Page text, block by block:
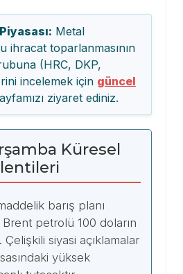
Metal
ihracat toparlanmasının
(HRC, DKP,
incelemek için güncel
ziyaret ediniz.
Küresel
barış planı
petrolü 100 doların
Çelişkili siyasi açıklamalar
yüksek